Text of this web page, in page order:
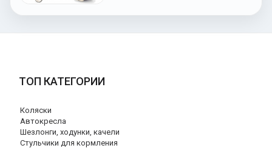
ТОП КАТЕГОРИИ
Коляски
Автокресла
Шезлонги, ходунки, качели
Стульчики для кормления